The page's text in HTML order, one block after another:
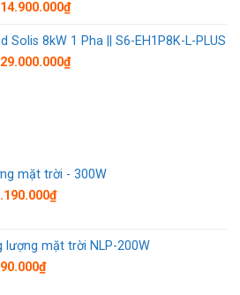
14.900.000₫
Solis 8kW 1 Pha || S6-EH1P8K-L-PLUS
29.000.000₫
mặt trời - 300W
₫
lượng mặt trời NLP-200W
₫